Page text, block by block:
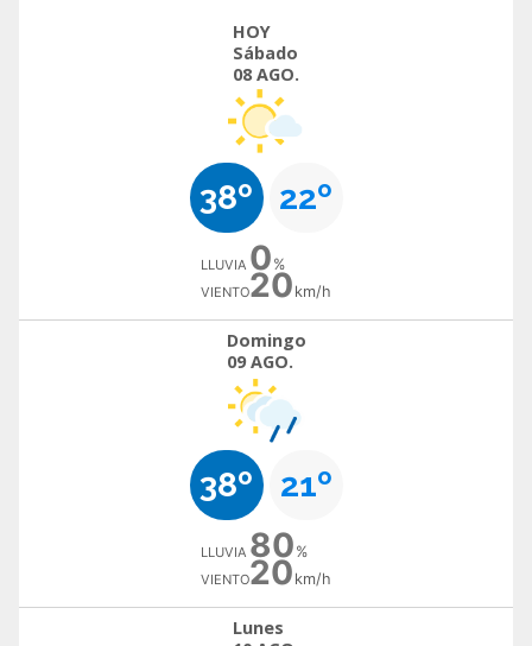
HOY
Sábado
08 AGO.
38º 22º
LLUVIA 0 %
VIENTO20 km/h
Domingo
09 AGO.
38º 21º
LLUVIA 80 %
VIENTO20 km/h
Lunes